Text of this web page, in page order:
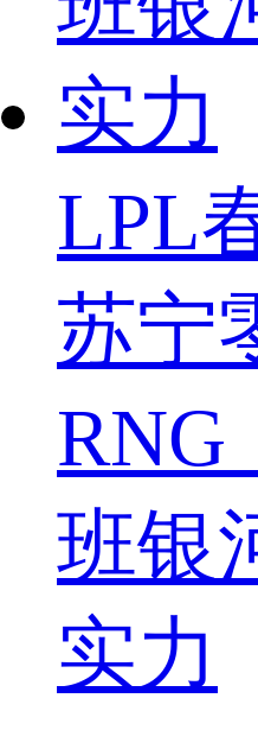
LPL
苏宁
RNG
班银
实力